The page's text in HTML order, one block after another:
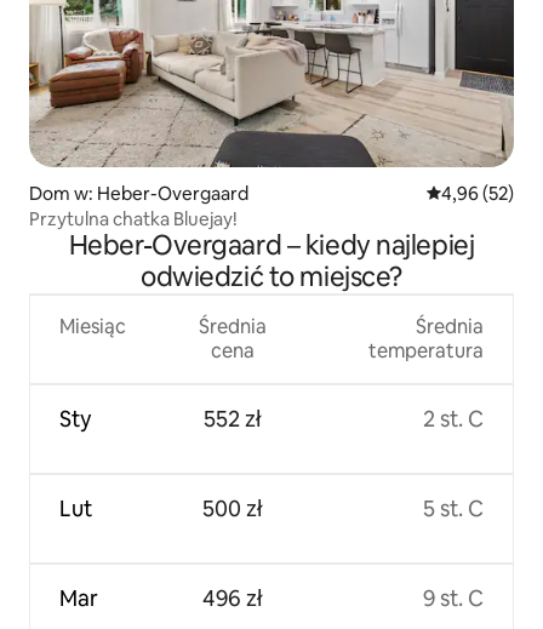
Dom w: Heber-Overgaard Średnia
4,96 (52)
Przytulna chatka Bluejay!
Heber-Overgaard – kiedy najlepiej
odwiedzić to miejsce?
Miesiąc
Sty
Lut
Mar
Średnia
cena
552 zł
500 zł
496 zł
Średnia
temperatura
2 st. C
5 st. C
9 st. C